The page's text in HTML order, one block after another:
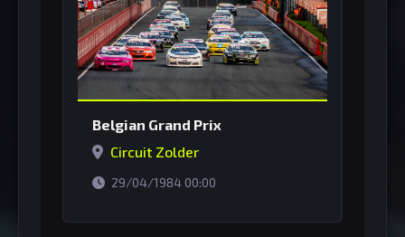
Belgian Grand Prix
Circuit Zolder
29/04/1984 00:00